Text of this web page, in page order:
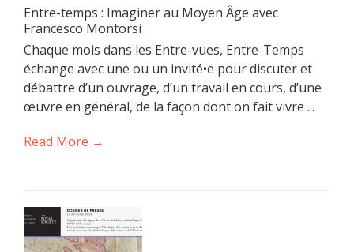
Entre-temps : Imaginer au Moyen Âge avec
Francesco Montorsi
Chaque mois dans les Entre-vues, Entre-Temps
échange avec une ou un invité•e pour discuter et
débattre d’un ouvrage, d’un travail en cours, d’une
œuvre en général, de la façon dont on fait vivre ...
Read More →